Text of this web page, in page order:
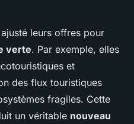
leurs offres pour
verte. Par exemple, elles
et
des flux touristiques
fragiles. Cette
un véritable nouveau